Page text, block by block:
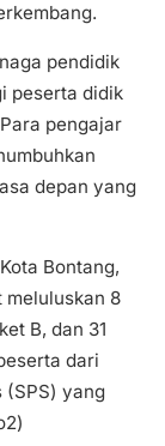
pendidik
peserta didik
pengajar
depan yang
Bontang,
meluluskan 8
B, dan 31
dari
(SPS) yang